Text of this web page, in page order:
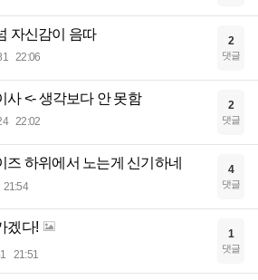
자신감이 음따
22:06
2
댓글
사 <- 생각보다 안 못함
22:02
2
댓글
즈 하위에서 노는게 신기하네
21:54
4
댓글
겠다!
21:51
1
댓글